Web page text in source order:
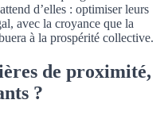
d’elles : optimiser leurs
avec la croyance que la
à la prospérité collective.
de proximité,
?